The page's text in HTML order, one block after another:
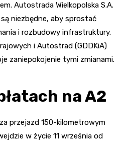
Autostrada Wielkopolska S.A.
niezbędne, aby sprostać
i rozbudowy infrastruktury.
i Autostrad (GDDKiA)
zaniepokojenie tymi zmianami.
na A2
przejazd 150-kilometrowym
w życie 11 września od